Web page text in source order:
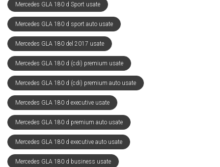
Mercedes GLA 180 d Sport usate
Mercedes GLA 180 d sport auto usate
Mercedes GLA 180 del 2017 usate
Mercedes GLA 180 d (cdi) premium usate
Mercedes GLA 180 d (cdi) premium auto usate
Mercedes GLA 180 d executive usate
Mercedes GLA 180 d premium auto usate
Mercedes GLA 180 d executive auto usate
Mercedes GLA 180 d business usate